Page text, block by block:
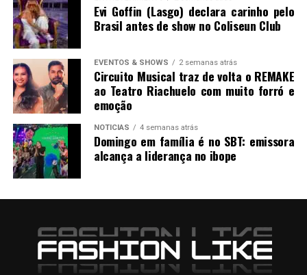
Evi Goffin (Lasgo) declara carinho pelo
Brasil antes de show no Coliseun Club
EVENTOS & SHOWS 2 semanas atrás
Circuito Musical traz de volta o REMAKE
ao Teatro Riachuelo com muito forró e
emoção
NOTICIAS 4 semanas atrás
Domingo em família é no SBT: emissora
alcança a liderança no ibope